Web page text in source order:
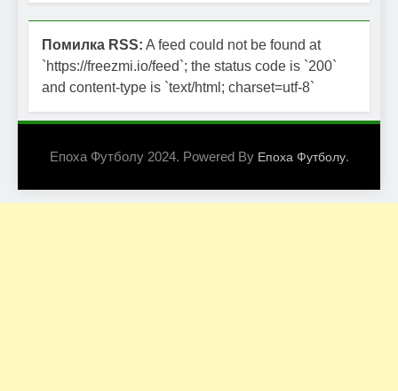
Помилка RSS: A feed could not be found at
`https://freezmi.io/feed`; the status code is `200`
and content-type is `text/html; charset=utf-8`
Епоха Футболу 2024. Powered By Епоха Футболу.